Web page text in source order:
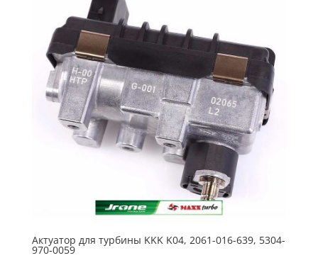
Актуатор для турбины KKK K04, 2061-016-639, 5304-
970-0059